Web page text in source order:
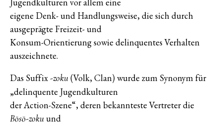
Jugendkulturen vor allem eine
eigene Denk- und Handlungsweise, die sich durch
ausgeprägte Freizeit- und
Konsum-Orientierung sowie delinquentes Verhalten
auszeichnete.
Das Suffix-zoku(Volk, Clan) wurde zum Synonym für
„delinquente Jugendkulturen
der Action-Szene“, deren bekannteste Vertreter die
Bōsō-zokuund